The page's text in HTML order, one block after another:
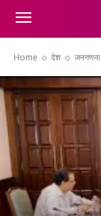
Home देश